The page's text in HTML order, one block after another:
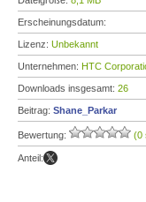
Erscheinungsdatum:
Lizenz: Unbekannt
Unternehmen: HTC
Downloads insgesamt: 26
Beitrag: Shane_Parkar
Bewertung: (0
Anteil: